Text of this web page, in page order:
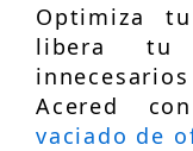
Optimiza
libera tu
Acered
vaciado de